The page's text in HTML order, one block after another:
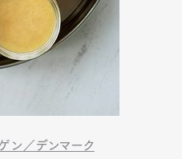
ン／デンマーク